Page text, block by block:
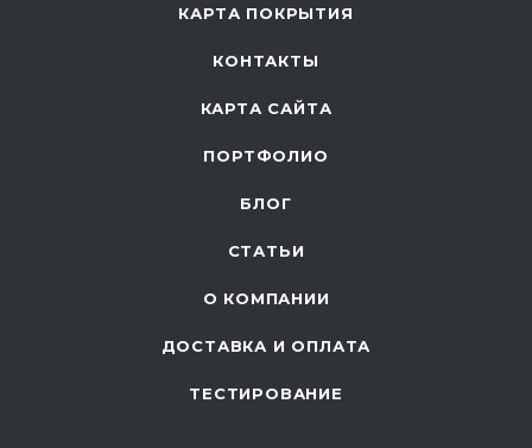
КАРТА ПОКРЫТИЯ
КОНТАКТЫ
КАРТА САЙТА
ПОРТФОЛИО
БЛОГ
СТАТЬИ
О КОМПАНИИ
ДОСТАВКА И ОПЛАТА
ТЕСТИРОВАНИЕ